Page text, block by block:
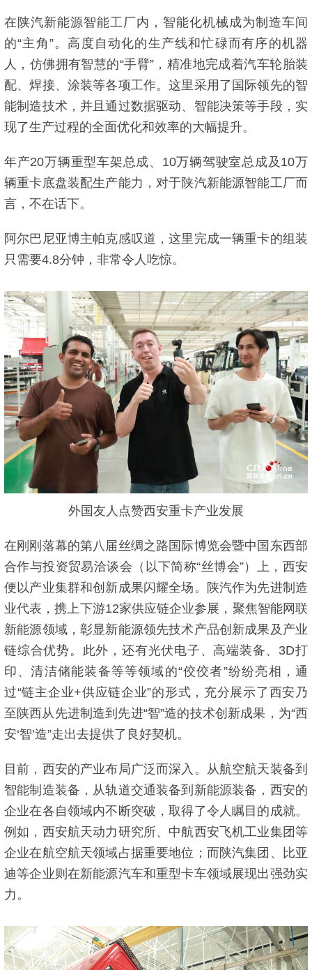
在陕汽新能源智能工厂内，智能化机械成为制造车间
的“主角”。高度自动化的生产线和忙碌而有序的机器
人，仿佛拥有智慧的“手臂”，精准地完成着汽车轮胎装
配、焊接、涂装等各项工作。这里采用了国际领先的智
能制造技术，并且通过数据驱动、智能决策等手段，实
现了生产过程的全面优化和效率的大幅提升。
年产20万辆重型车架总成、10万辆驾驶室总成及10万
辆重卡底盘装配生产能力，对于陕汽新能源智能工厂而
言，不在话下。
阿尔巴尼亚博主帕克感叹道，这里完成一辆重卡的组装
只需要4.8分钟，非常令人吃惊。
外国友人点赞西安重卡产业发展
在刚刚落幕的第八届丝绸之路国际博览会暨中国东西部
合作与投资贸易洽谈会（以下简称“丝博会”）上，西安
便以产业集群和创新成果闪耀全场。陕汽作为先进制造
业代表，携上下游12家供应链企业参展，聚焦智能网联
新能源领域，彰显新能源领先技术产品创新成果及产业
链综合优势。此外，还有光伏电子、高端装备、3D打
印、清洁储能装备等等领域的“佼佼者”纷纷亮相，通
过“链主企业+供应链企业”的形式，充分展示了西安乃
至陕西从先进制造到先进“智”造的技术创新成果，为“西
安‘智’造”走出去提供了良好契机。
目前，西安的产业布局广泛而深入。从航空航天装备到
智能制造装备，从轨道交通装备到新能源装备，西安的
企业在各自领域内不断突破，取得了令人瞩目的成就。
例如，西安航天动力研究所、中航西安飞机工业集团等
企业在航空航天领域占据重要地位；而陕汽集团、比亚
迪等企业则在新能源汽车和重型卡车领域展现出强劲实
力。